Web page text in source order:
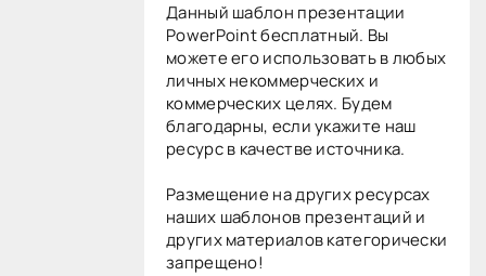
Данный шаблон презентации
PowerPoint бесплатный. Вы
можете его использовать в любых
личных некоммерческих и
коммерческих целях. Будем
благодарны, если укажите наш
ресурс в качестве источника.
Размещение на других ресурсах
наших шаблонов презентаций и
других материалов категорически
запрещено!